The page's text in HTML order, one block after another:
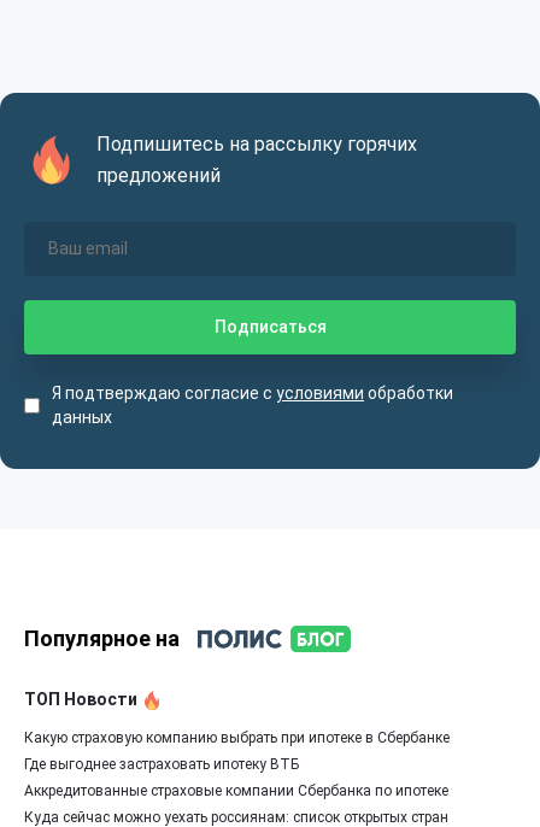
Подпишитесь на рассылку горячих
предложений
Я подтверждаю согласие с условиями обработки
данных
Популярное на
ТОП Новости
Какую страховую компанию выбрать при ипотеке в Сбербанке
Где выгоднее застраховать ипотеку ВТБ
Аккредитованные страховые компании Сбербанка по ипотеке
Куда сейчас можно уехать россиянам: список открытых стран